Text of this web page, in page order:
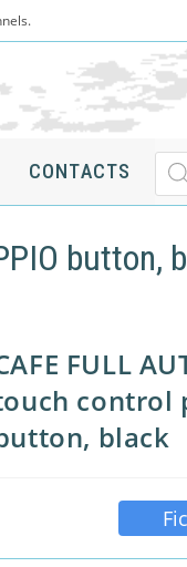
CONTACTS de
button,
FULL
control
black